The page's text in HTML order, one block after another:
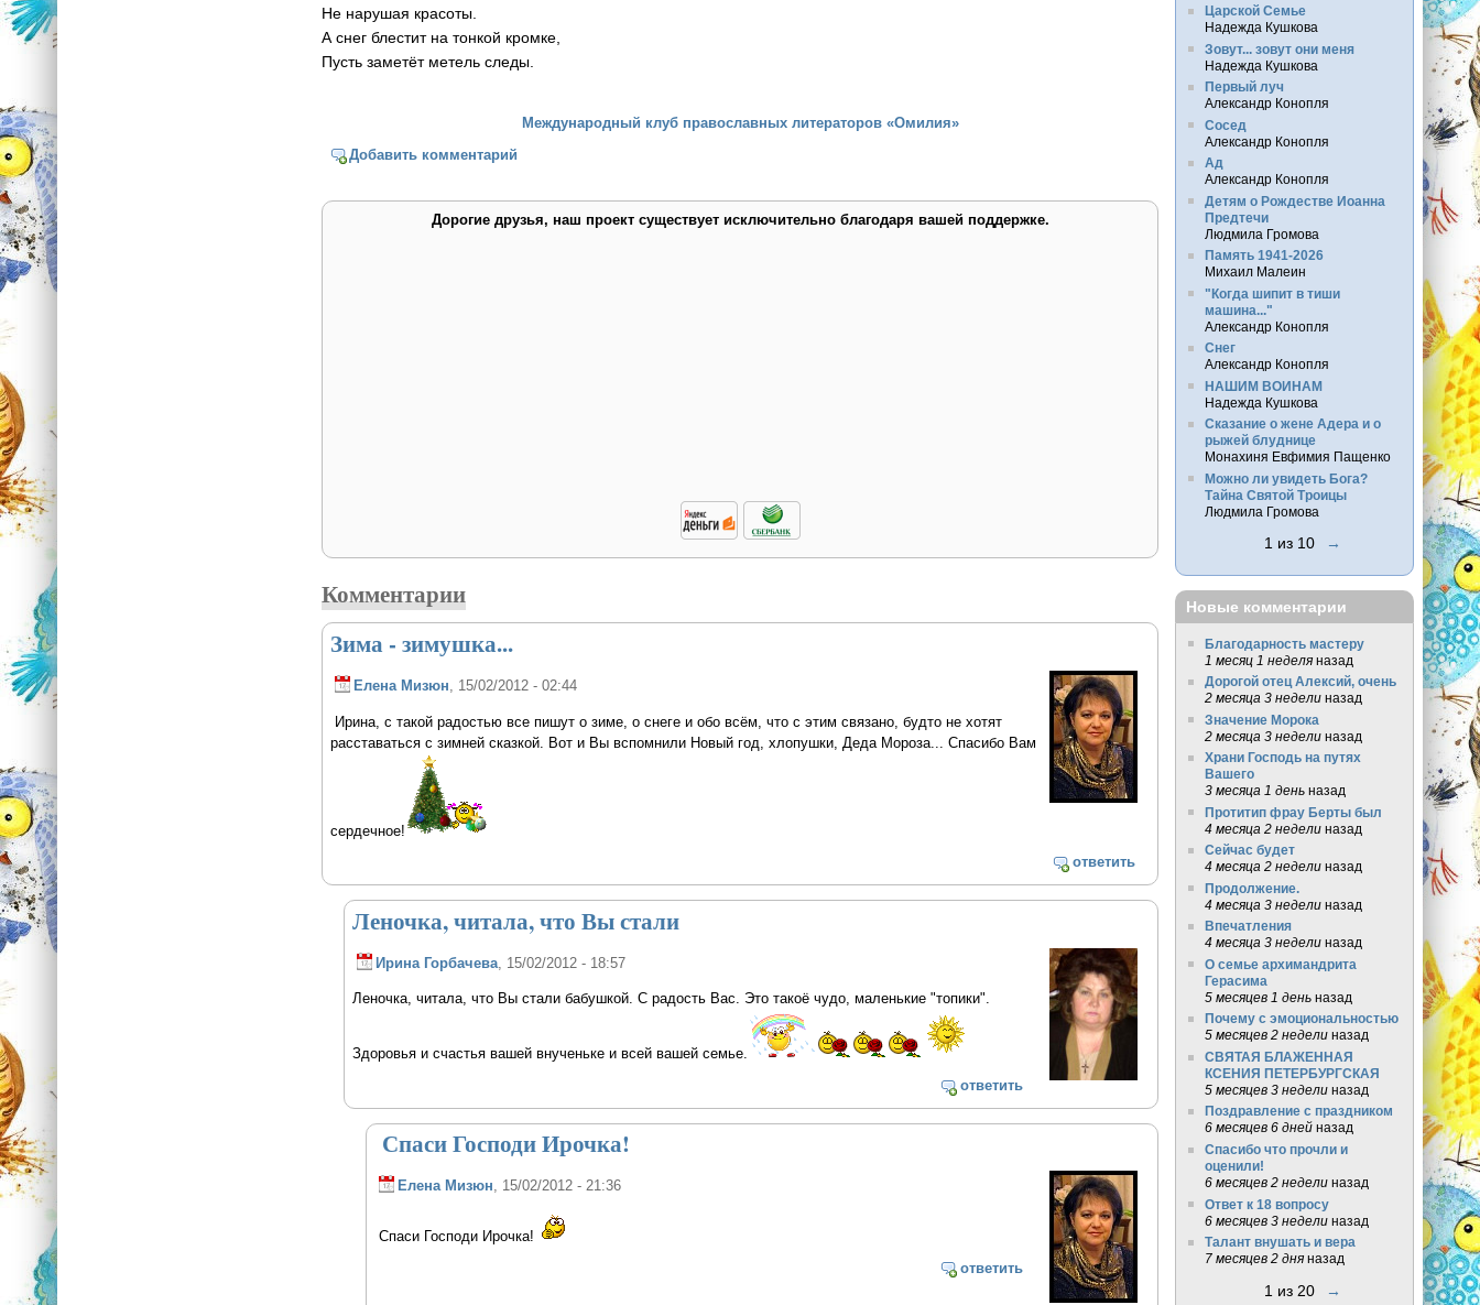
Не нарушая красоты.
А снег блестит на тонкой кромке,
Пусть заметёт метель следы.
Международный клуб православных литераторов «Омилия»
Добавить комментарий
Дорогие друзья, наш проект существует исключительно благодаря вашей поддержке.
Комментарии
Зима - зимушка...
Елена Мизюн , 15/02/2012 - 02:44
Ирина, с такой радостью все пишут о зиме, о снеге и обо всём, что с этим связано, будто не хотят
расставаться с зимней сказкой. Вот и Вы вспомнили Новый год, хлопушки, Деда Мороза... Спасибо Вам
сердечное!
ответить
Леночка, читала, что Вы стали
Ирина Горбачева, 15/02/2012 - 18:57
Леночка, читала, что Вы стали бабушкой. С радость Вас. Это такоё чудо, маленькие "топики".
Здоровья и счастья вашей внученьке и всей вашей семье.
ответить
Спаси Господи Ирочка!
Елена Мизюн, 15/02/2012 - 21:36
Спаси Господи Ирочка!
ответить
Царской Семье
Надежда Кушкова
Зовут... зовут они меня
Надежда Кушкова
Первый луч
Александр Конопля
Сосед
Александр Конопля
Ад
Александр Конопля
Детям о Рождестве Иоанна
Предтечи
Людмила Громова
Память 1941-2026
Михаил Малеин
"Когда шипит в тиши
машина..."
Александр Конопля
Снег
Александр Конопля
НАШИМ ВОИНАМ
Надежда Кушкова
Сказание о жене Адера и о
рыжей блуднице
Монахиня Евфимия Пащенко
Можно ли увидеть Бога?
Тайна Святой Троицы
Людмила Громова
1 из 10 →
Новые комментарии
Благодарность мастеру
1 месяц 1 неделяназад
Дорогой отец Алексий, очень
2 месяца 3 неделиназад
Значение Морока
2 месяца 3 неделиназад
Храни Господь на путях
Вашего
3 месяца 1 деньназад
Протитип фрау Берты был
4 месяца 2 неделиназад
Сейчас будет
4 месяца 2 неделиназад
Продолжение.
4 месяца 3 неделиназад
Впечатления
4 месяца 3 неделиназад
О семье архимандрита
Герасима
5 месяцев 1 деньназад
Почему с эмоциональностью
5 месяцев 2 неделиназад
СВЯТАЯ БЛАЖЕННАЯ
КСЕНИЯ ПЕТЕРБУРГСКАЯ
5 месяцев 3 неделиназад
Поздравление с праздником
6 месяцев 6 днейназад
Спасибо что прочли и
оценили!
6 месяцев 2 неделиназад
Ответ к 18 вопросу
6 месяцев 3 неделиназад
Талант внушать и вера
7 месяцев 2 дняназад
1 из 20 →